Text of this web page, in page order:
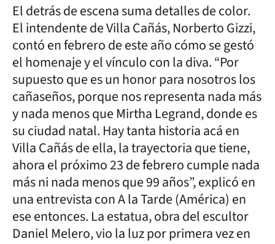
El detrás de escena suma detalles de color.
El intendente de Villa Cañás, Norberto Gizzi,
contó en febrero de este año cómo se gestó
el homenaje y el vínculo con la diva. “Por
supuesto que es un honor para nosotros los
cañaseños, porque nos representa nada más
y nada menos que Mirtha Legrand, donde es
su ciudad natal. Hay tanta historia acá en
Villa Cañás de ella, la trayectoria que tiene,
ahora el próximo 23 de febrero cumple nada
más ni nada menos que 99 años”, explicó en
una entrevista con A la Tarde (América) en
ese entonces. La estatua, obra del escultor
Daniel Melero, vio la luz por primera vez en